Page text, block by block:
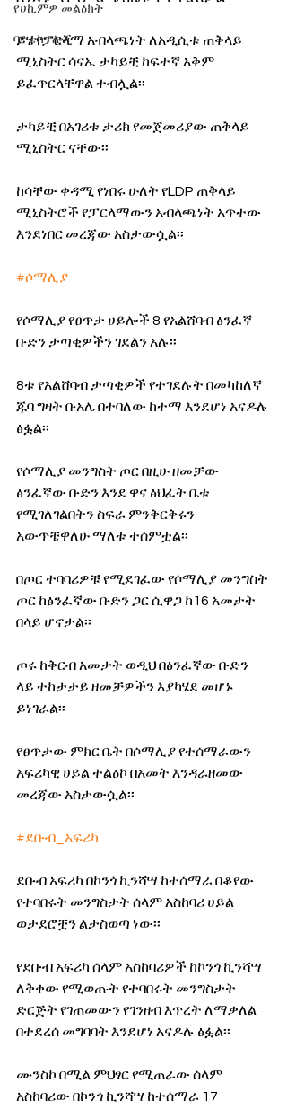
የሀኪምዎ መልዕክት
ባዮቴክኖሎጂ
ይሄ የፓርላማ አብላጫነት ለአዲሲቱ ጠቅላይ
ሚኒስትር ሳናኤ ታካይቺ ከፍተኛ አቅም
ይፈጥርላቸዋል ተብሏል፡፡
ታካይቺ በአገሪቱ ታሪክ የመጀመሪያው ጠቅላይ
ሚኒስትር ናቸው፡፡
ከሳቸው ቀዳሚ የነበሩ ሁለት የLDP ጠቅላይ
ሚኒስትሮች የፓርላማውን አብላጫነት አጥተው
እንደነበር መረጃው አስታውሷል፡፡
#ሶማሊያ
የሶማሊያ የፀጥታ ሀይሎች 8 የአልሸባብ ፅንፈኛ
ቡድን ታጣቂዎችን ገደልን አሉ፡፡
8ቱ የአልሸባብ ታጣቂዎች የተገደሉት በመካከለኛ
ጁባ ግዛት ቡአሌ በተባለው ከተማ እንደሆነ አናዶሉ
ፅፏል፡፡
የሶማሊያ መንግስት ጦር በዚሁ ዘመቻው
ፅንፈኛው ቡድን እንደ ዋና ፅህፈት ቤቱ
የሚገለገልበትን ስፍራ ምንቅርቅሩን
አውጥቼዋለሁ ማለቱ ተሰምቷል፡፡
በጦር ተባባሪዎቹ የሚደገፈው የሶማሊያ መንግስት
ጦር ከፅንፈኛው ቡድን ጋር ሲዋጋ ከ16 አመታት
በላይ ሆኖታል፡፡
ጦሩ ከቅርብ አመታት ወዲህ በፅንፈኛው ቡድን
ላይ ተከታታይ ዘመቻዎችን እያካሄደ መሆኑ
ይነገራል፡፡
የፀጥታው ምክር ቤት በሶማሊያ የተሰማራውን
አፍሪካዊ ሀይል ተልዕኮ በአመት እንዳራዘመው
መረጃው አስታውሷል፡፡
#ደቡብ_አፍሪካ
ደቡብ አፍሪካ በኮንጎ ኪንሻሣ ከተሰማራ በቆየው
የተባበሩት መንግስታት ሰላም አስከባሪ ሀይል
ወታደሮቿን ልታስወጣ ነው፡፡
የደቡብ አፍሪካ ሰላም አስከባሪዎች ከኮንጎ ኪንሻሣ
ለቅቀው የሚወጡት የተባበሩት መንግስታት
ድርጅት የገጠመውን የገንዘብ እጥረት ለማቃለል
በተደረሰ መግባባት እንደሆነ አናዶሉ ፅፏል፡፡
ሙንስኮ በሚል ምህፃር የሚጠራው ሰላም
አስከባሪው በኮንጎ ኪንሻሣ ከተሰማራ 17